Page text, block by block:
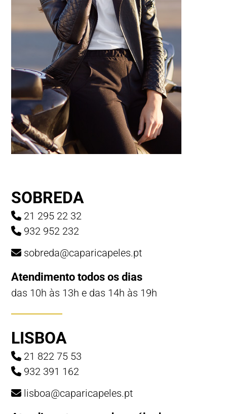
SOBREDA
21 295 22 32
932 952 232
sobreda@caparicapeles.pt
Atendimento todos os dias
das 10h às 13h e das 14h às 19h
LISBOA
21 822 75 53
932 391 162
lisboa@caparicapeles.pt